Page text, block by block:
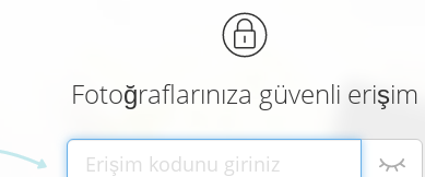
Fotoğraflarınıza güvenli erişim